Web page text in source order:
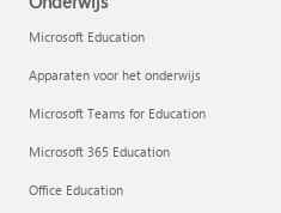
Microsoft Education
Apparaten voor het onderwijs
Microsoft Teams for Education
Microsoft 365 Education
Office Education